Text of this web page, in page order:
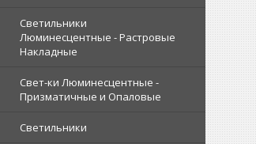
Светильники
Люминесцентные - Растровые
Накладные
Свет-ки Люминесцентные -
Призматичные и Опаловые
Светильники